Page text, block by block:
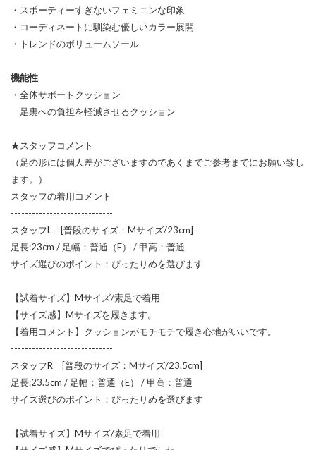
・スポーティーすぎないフェミニンな印象
・コーディネートに馴染む優しいカラー展開
・トレンドのボリュームソール
機能性
・全体サポートクッション
足裏への負担を軽減させるクッション
★スタッフコメント
（足の形には個人差がございますのであくまでご参考までにお願い致し
ます。）
スタッフの着用コメント
-----------------------------
スタッフL [普段のサイズ：Mサイズ/23cm]
足長:23cm / 足幅：普通（E） / 甲高：普通
サイズ選びのポイント：ぴったりめを選びます
【試着サイズ】Mサイズ/素足で着用
【サイズ感】Mサイズを履きます。
【着用コメント】クッションがモチモチで履き心地がいいです。
-----------------------------
スタッフR [普段のサイズ：Mサイズ/23.5cm]
足長:23.5cm / 足幅：普通（E） / 甲高：普通
サイズ選びのポイント：ぴったりめを選びます
【試着サイズ】Mサイズ/素足で着用